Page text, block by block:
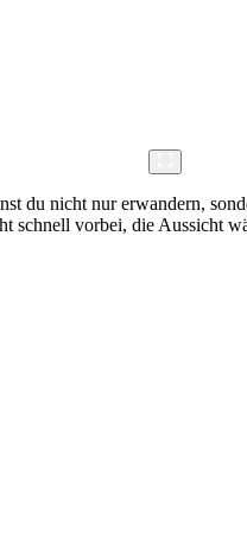
du nicht nur erwandern,
vorbei, die Aussicht